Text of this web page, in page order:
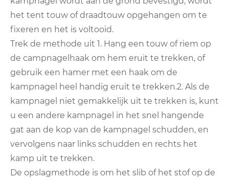
het tent touw of draadtouw opgehangen om te
fixeren en het is voltooid.
Trek de methode uit 1. Hang een touw of riem op
de campnagelhaak om hem eruit te trekken, of
gebruik een hamer met een haak om de
kampnagel heel handig eruit te trekken.2. Als de
kampnagel niet gemakkelijk uit te trekken is, kunt
u een andere kampnagel in het snel hangende
gat aan de kop van de kampnagel schudden, en
vervolgens naar links schudden en rechts het
kamp uit te trekken.
De opslagmethode is om het slib of het stof op de